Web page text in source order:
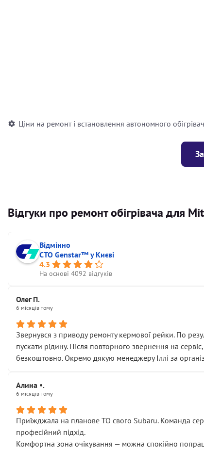
Ціни на ремонт і встановлення автономного
Відгуки про ремонт обігрівача для
Відмінно
СТО Genstar™ у Києві
4.3
На основі 4092 відгуків
Олег П.
6 місяців тому
Звернувся з приводу ремонту кермової рейки. По
пускати рідину. Після повторного звернення на
безкоштовно. Окремо дякую менеджеру Іллі за
Алина •.
6 місяців тому
Приїжджала на планове ТО свого Subaru. Команда
професійний підхід.
Комфортна зона очікування — можна спокійно